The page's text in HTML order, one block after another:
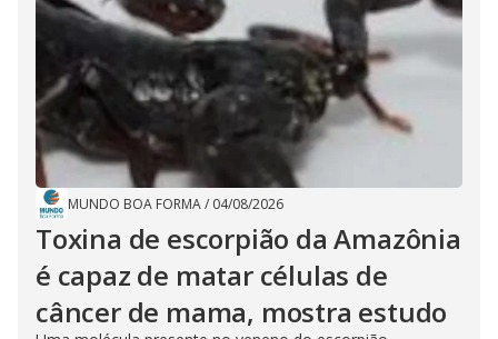
MUNDO BOA FORMA/ 04/08/2026
Toxina de escorpião da Amazônia
é capaz de matar células de
câncer de mama, mostra estudo